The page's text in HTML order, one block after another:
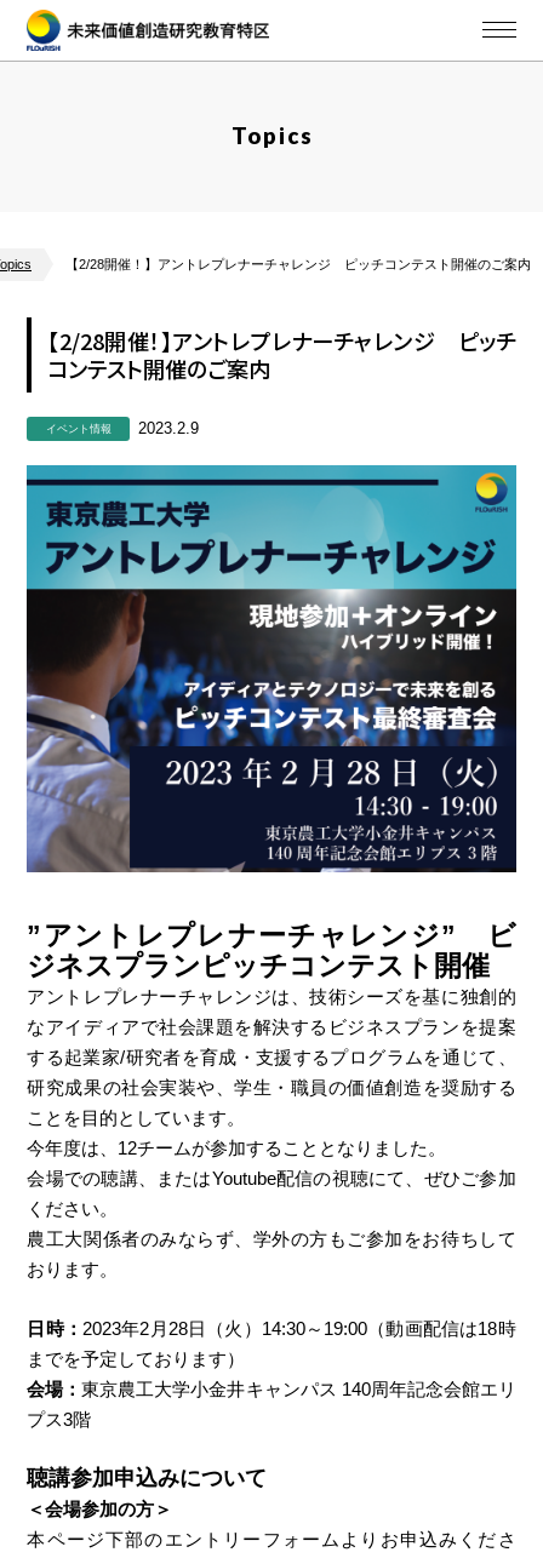
Topics
【2/28開催！】アントレプレナーチャレンジ ピッチコンテスト開催のご案内
【2/28開催！】アントレプレナーチャレンジ ピッチ
コンテスト開催のご案内
イベント情報 2023.2.9
”アントレプレナーチャレンジ” ビ
ジネスプランピッチコンテスト開催
アントレプレナーチャレンジは、技術シーズを基に独創的
なアイディアで社会課題を解決するビジネスプランを提案
する起業家/研究者を育成 ・支援するプログラムを通じて、
研究成果の社会実装や 、学生・職員の価値創造を奨励する
ことを目的としています。
今年度は、12チームが参加することとなりました。
会場での聴講、またはYoutube配信の視聴にて、ぜひご参加
ください。
農工大関係者のみならず、学外の方もご参加をお待ちして
おります。
日時： 2023年2月28日（火）14:30～19:00（動画配信は18時
までを予定しております）
会場：東京農工大学小金井キャンパス 140周年記念会館エリ
プス3階
聴講参加申込みについて
＜会場参加の方＞
本ページ下部のエントリーフォームよりお申込みくださ